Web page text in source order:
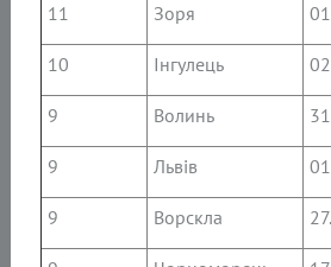
11 Зоря
10 Інгулець
9 Волинь
9 Львів
9 Ворскла